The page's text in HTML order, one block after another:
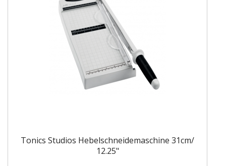
Tonics Studios Hebelschneidemaschine 31cm/
12.25"